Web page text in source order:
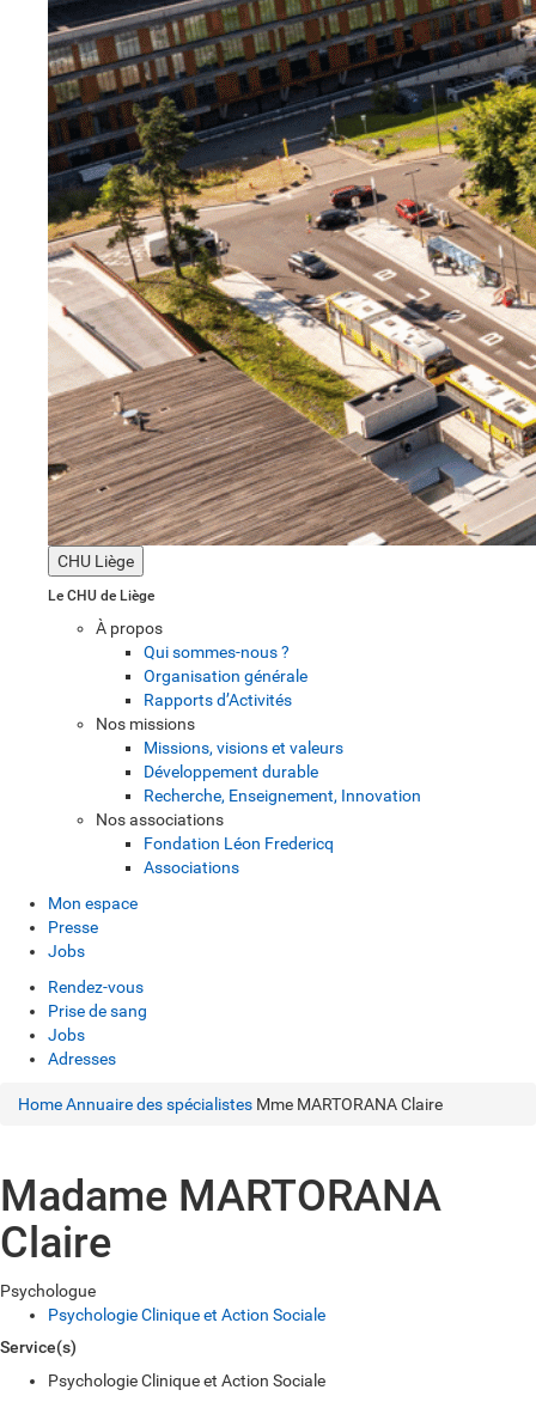
CHU Liège
Le CHU de Liège
À propos
Qui sommes-nous ?
Organisation générale
Rapports d’Activités
Nos missions
Missions, visions et valeurs
Développement durable
Recherche, Enseignement, Innovation
Nos associations
Fondation Léon Fredericq
Associations
Mon espace
Presse
Jobs
Rendez-vous
Prise de sang
Jobs
Adresses
HomeAnnuaire des spécialistes Mme MARTORANA Claire
Madame MARTORANA
Claire
Psychologue
Psychologie Clinique et Action Sociale
Service(s)
Psychologie Clinique et Action Sociale